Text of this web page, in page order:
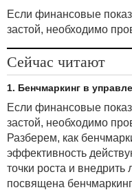
Если финансовые
застой, необходимо
Сейчас читают
1. Бенчмаркинг в
Если финансовые
застой, необходимо
Разберем, как
эффективность
точки роста и внедрить
посвящена